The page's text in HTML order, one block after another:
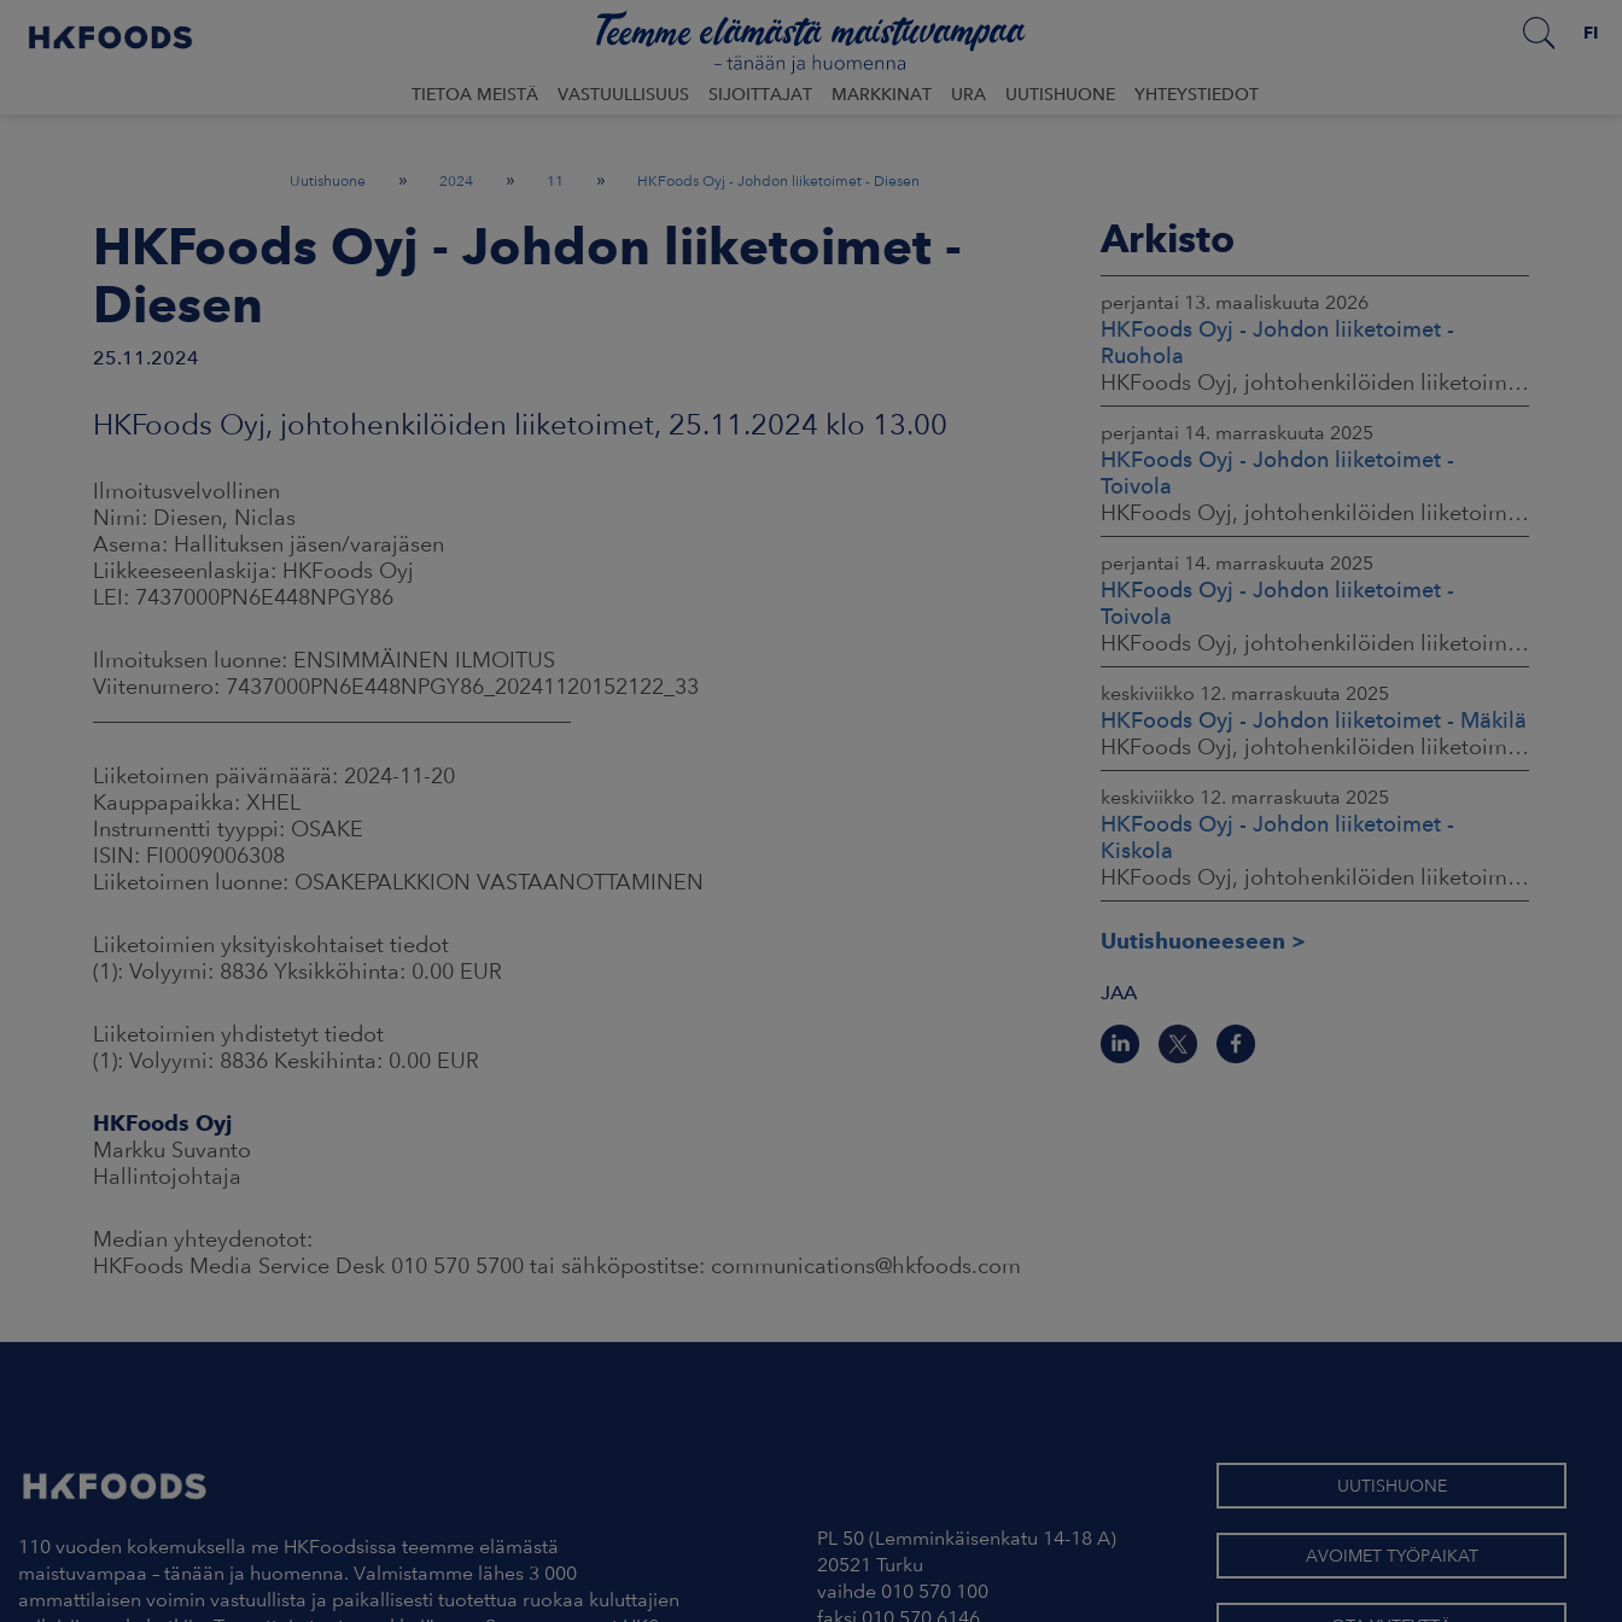
FI
TIETOA MEISTÄ VASTUULLISUUS SIJOITTAJAT MARKKINAT URA UUTISHUONE YHTEYSTIEDOT
Uutishuone » 2024 » 11 » HKFoods Oyj - Johdon liiketoimet - Diesen
HKFoods Oyj - Johdon liiketoimet -
Diesen
25.11.2024
HKFoods Oyj, johtohenkilöiden liiketoimet, 25.11.2024 klo 13.00
Ilmoitusvelvollinen
Nimi: Diesen, Niclas
Asema: Hallituksen jäsen/varajäsen
Liikkeeseenlaskija: HKFoods Oyj
LEI: 7437000PN6E448NPGY86
Ilmoituksen luonne: ENSIMMÄINEN ILMOITUS
Viitenumero: 7437000PN6E448NPGY86_20241120152122_33
Liiketoimen päivämäärä: 2024-11-20
Kauppapaikka: XHEL
Instrumentti tyyppi: OSAKE
ISIN: FI0009006308
Liiketoimen luonne: OSAKEPALKKION VASTAANOTTAMINEN
Liiketoimien yksityiskohtaiset tiedot
(1): Volyymi: 8836 Yksikköhinta: 0.00 EUR
Liiketoimien yhdistetyt tiedot
(1): Volyymi: 8836 Keskihinta: 0.00 EUR
HKFoods Oyj
Markku Suvanto
Hallintojohtaja
Median yhteydenotot:
HKFoods Media Service Desk 010 570 5700 tai sähköpostitse: communications@hkfoods.com
Arkisto
perjantai 13. maaliskuuta 2026
HKFoods Oyj - Johdon liiketoimet -
Ruohola
HKFoods Oyj, johtohenkilöiden liiketoimet, 13.3.2026 klo 9.30
perjantai 14. marraskuuta 2025
HKFoods Oyj - Johdon liiketoimet -
Toivola
HKFoods Oyj, johtohenkilöiden liiketoimet, 14.11.2025 klo 14.00
perjantai 14. marraskuuta 2025
HKFoods Oyj - Johdon liiketoimet -
Toivola
HKFoods Oyj, johtohenkilöiden liiketoimet, 14.11.2025 klo 11.30
keskiviikko 12. marraskuuta 2025
HKFoods Oyj - Johdon liiketoimet - Mäkilä
HKFoods Oyj, johtohenkilöiden liiketoimet, 12.11.2025 klo 18.00
keskiviikko 12. marraskuuta 2025
HKFoods Oyj - Johdon liiketoimet -
Kiskola
HKFoods Oyj, johtohenkilöiden liiketoimet, 12.11.2025 klo 18.00
Uutishuoneeseen
JAA
110 vuoden kokemuksella me HKFoodsissa teemme elämästä
maistuvampaa – tänään ja huomenna. Valmistamme lähes 3 000
ammattilaisen voimin vastuullista ja paikallisesti tuotettua ruokaa kuluttajien
PL 50 (Lemminkäisenkatu 14-18 A)
20521 Turku
vaihde 010 570 100
UUTISHUONE
AVOIMET TYÖPAIKAT